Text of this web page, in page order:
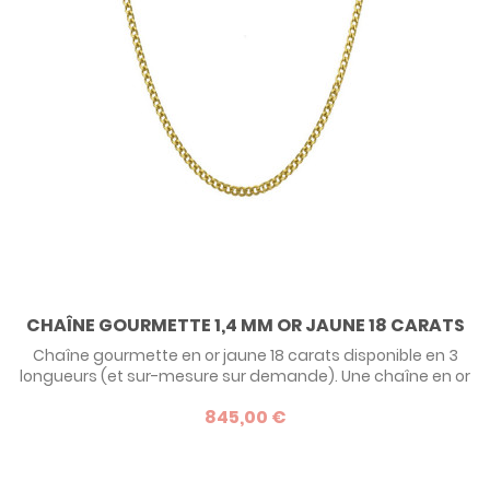
CHAÎNE GOURMETTE 1,4 MM OR JAUNE 18 CARATS
Chaîne gourmette en or jaune 18 carats disponible en 3
longueurs (et sur-mesure sur demande). Une chaîne en or
845,00 €